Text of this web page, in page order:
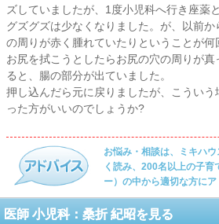
ズしていましたが、1度小児科へ行き座薬
グズグズは少なくなりました。が、以前
の周りが赤く腫れていたりということが
お尻を拭こうとしたらお尻の穴の周りが真
ると、腸の部分が出ていました。
押し込んだら元に戻りましたが、こういう
った方がいいのでしょうか?
お悩み・相談は、ミキハ
く読み、200名以上の子
ー）の中から適切な方にア
医師 小児科：桑折 紀昭を見る